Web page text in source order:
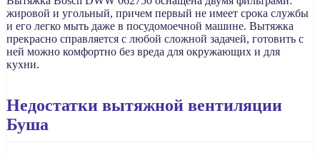
жировой и угольный, причем первый не имеет срока службы
и его легко мыть даже в посудомоечной машине. Вытяжка
прекрасно справляется с любой сложной задачей, готовить с
ней можно комфортно без вреда для окружающих и для
кухни.
Недостатки вытяжной вентиляции
Буша